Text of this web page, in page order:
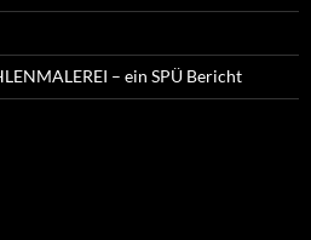
– ein SPÜ Bericht